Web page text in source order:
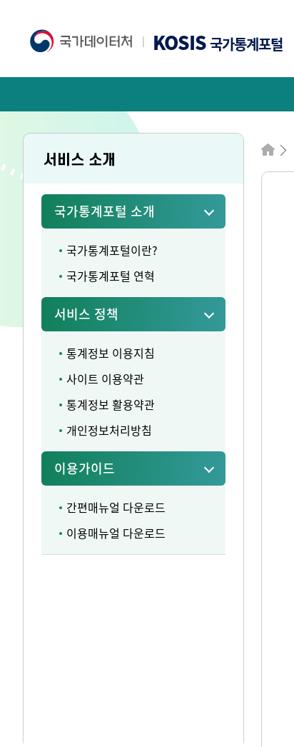
KOSIS국가통계포털
서비스 소개
국가통계포털 소개
국가통계포털이란?
국가통계포털 연혁
서비스 정책
통계정보 이용지침
사이트 이용약관
통계정보 활용약관
개인정보처리방침
이용가이드
간편매뉴얼 다운로드
이용매뉴얼 다운로드